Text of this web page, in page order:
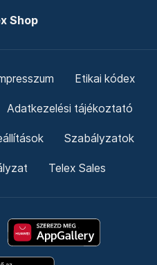
Shop
Etikai kódex
Adatkezelési tájékoztató
Szabályzatok
Telex Sales